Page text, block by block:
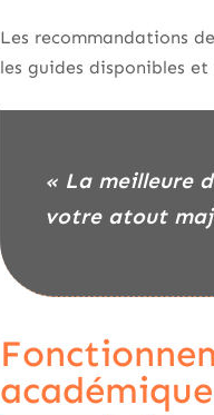
Les recommandations
les guides disponibles
« La meilleure
votre atout
académique